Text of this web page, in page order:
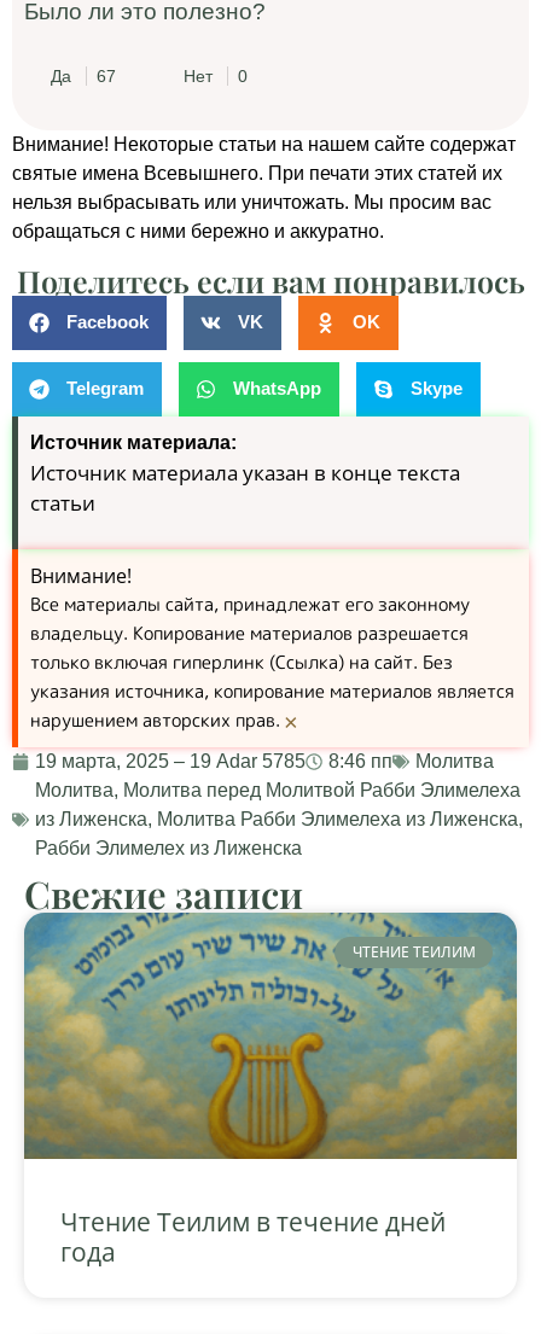
Было ли это полезно?
Да 67 Нет 0
Внимание! Некоторые статьи на нашем сайте содержат
святые имена Всевышнего. При печати этих статей их
нельзя выбрасывать или уничтожать. Мы просим вас
обращаться с ними бережно и аккуратно.
Поделитесь если вам понравилось
Facebook VK OK
Telegram WhatsApp Skype
Источник материала:
Источник материала указан в конце текста
статьи
Внимание!
Все материалы сайта, принадлежат его законному
владельцу. Копирование материалов разрешается
только включая гиперлинк (Ссылка) на сайт. Без
указания источника, копирование материалов является
нарушением авторских прав. ×
19 марта, 2025 – 19 Adar 5785 8:46 пп
Молитва
Молитва, Молитва перед Молитвой Рабби Элимелеха
из Лиженска, Молитва Рабби Элимелеха из Лиженска,
Рабби Элимелех из Лиженска
Свежие записи
ЧТЕНИЕ ТЕИЛИМ
Чтение Теилим в течение дней
года